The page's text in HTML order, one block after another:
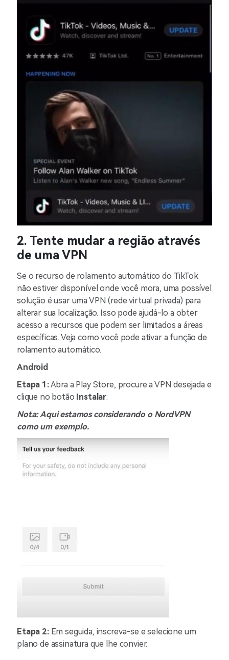
2. Tente mudar a região através
de uma VPN
Se o recurso de rolamento automático do TikTok
não estiver disponível onde você mora, uma possível
solução é usar uma VPN (rede virtual privada) para
alterar sua localização. Isso pode ajudá-lo a obter
acesso a recursos que podem ser limitados a áreas
específicas. Veja como você pode ativar a função de
rolamento automático.
Android
Etapa 1:Abra a Play Store, procure a VPN desejada e
clique no botão Instalar.
Nota: Aqui estamos considerando o NordVPN
como um exemplo.
Etapa 2:Em seguida, inscreva-se e selecione um
plano de assinatura que lhe convier.